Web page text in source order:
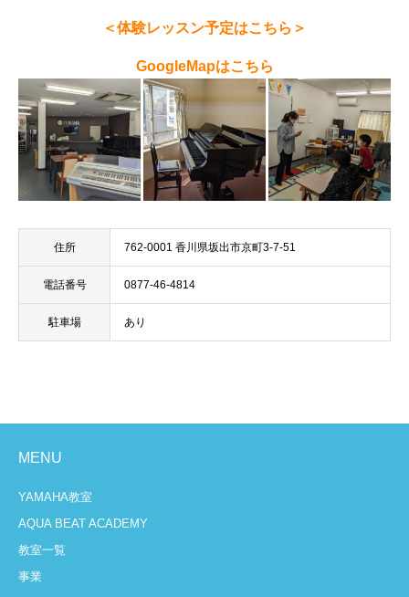
＜体験レッスン予定はこちら＞
GoogleMapはこちら
住所 762-0001 香川県坂出市京町3-7-51
電話番号 0877-46-4814
駐車場 あり
MENU
YAMAHA教室
AQUA BEAT ACADEMY
教室一覧
事業